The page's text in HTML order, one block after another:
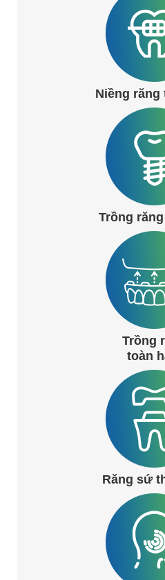
Niềng răng
Trồng
Trồng
toàn
Răng sứ